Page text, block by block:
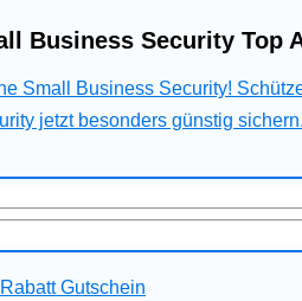
Business Security Top
Small Business Security!
jetzt besonders günstig sichern.